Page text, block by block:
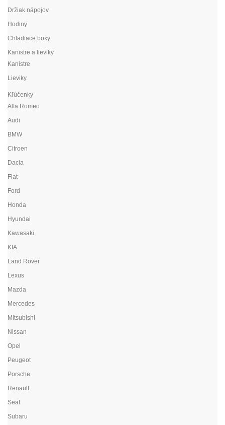
Držiak nápojov
Hodiny
Chladiace boxy
Kanistre a lieviky
Kanistre
Lieviky
Kľúčenky
Alfa Romeo
Audi
BMW
Citroen
Dacia
Fiat
Ford
Honda
Hyundai
Kawasaki
KIA
Land Rover
Lexus
Mazda
Mercedes
Mitsubishi
Nissan
Opel
Peugeot
Porsche
Renault
Seat
Subaru